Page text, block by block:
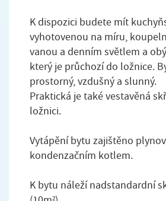
K dispozici budete mít
vyhotovenou na míru,
vanou a denním světlem a
který je průchozí do ložnice.
prostorný, vzdušný a slunný.
Praktická je také vestavěná
ložnici.
Vytápění bytu zajištěno
kondenzačním kotlem.
K bytu náleží nadstandardní